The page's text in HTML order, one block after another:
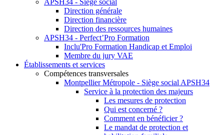
APSH34 - Siège social
Direction générale
Direction financière
Direction des ressources humaines
APSH34 - Perfect’Pro Formation
Inclu'Pro Formation Handicap et Emploi
Membre du jury VAE
Établissements et services
Compétences transversales
Montpellier Métropole - Siège social APSH34
Service à la protection des majeurs
Les mesures de protection
Qui est concerné ?
Comment en bénéficier ?
Le mandat de protection et